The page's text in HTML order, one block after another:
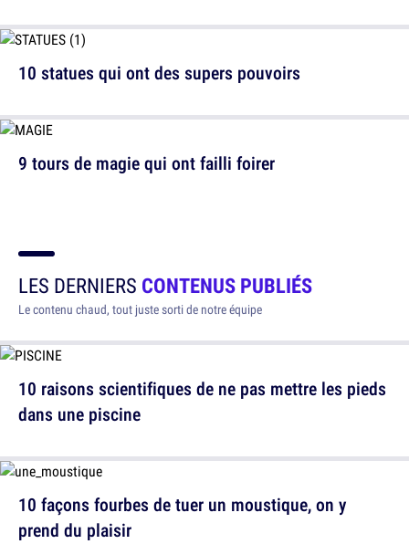
9 tours de magie qui ont failli foirer
10 statues qui ont des supers pouvoirs
LES DERNIERS CONTENUS PUBLIÉS
Le contenu chaud, tout juste sorti de notre équipe
10 raisons scientifiques de ne pas mettre les pieds
dans une piscine
10 façons fourbes de tuer un moustique, on y
prend du plaisir